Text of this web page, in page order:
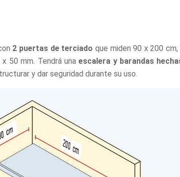
2 puertas de terciado que miden 90 x 200
50 mm. Tendrá unaescalera y barandas
y dar seguridad durante su uso.